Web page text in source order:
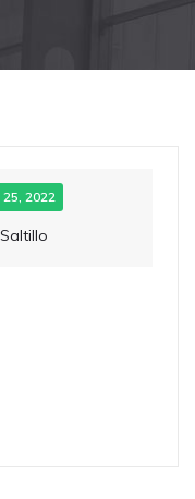
2022